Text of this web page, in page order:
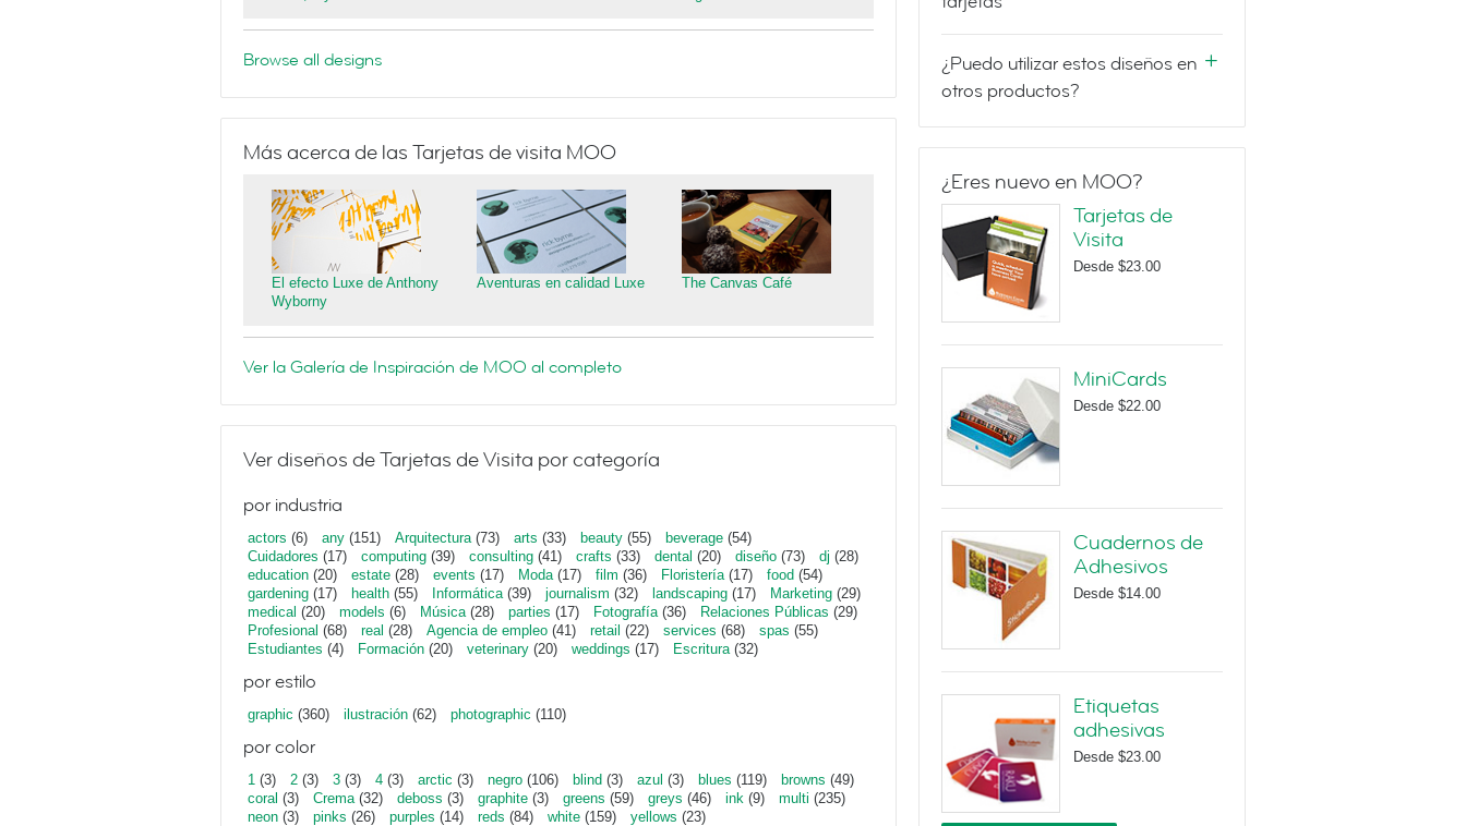
Browse all designs
Más acerca de las Tarjetas de visita MOO
El efecto Luxe de Anthony
Wyborny
Aventuras en calidad Luxe The Canvas Café
Ver la Galería de Inspiración de MOO al completo
Ver diseños de Tarjetas de Visita por categoría
por industria
actors (6) any (151) Arquitectura(73) arts (33) beauty (55) beverage (54)
Cuidadores (17) computing (39) consulting (41) crafts (33) dental (20) diseño (73) dj (28)
education (20) estate (28) events (17) Moda(17) film (36) Floristería(17) food (54)
gardening (17) health (55) Informática(39) journalism (32) landscaping (17) Marketing (29)
medical (20) models (6) Música(28) parties (17) Fotografía(36) Relaciones Públicas (29)
Profesional (68) real (28) Agencia de empleo (41) retail (22) services (68) spas (55)
Estudiantes (4) Formación (20) veterinary (20) weddings (17) Escritura(32)
por estilo
graphic (360) ilustración (62) photographic (110)
por color
1 (3) 2 (3) 3 (3) 4 (3) arctic (3) negro (106) blind (3) azul (3) blues (119) browns (49)
coral (3) Crema(32) deboss (3) graphite (3) greens (59) greys (46) ink (9) multi (235)
neon (3) pinks (26) purples (14) reds (84) white (159) yellows (23)
¿Puedo utilizar estos diseños en
otros productos?
¿Eres nuevo en MOO?
Tarjetas de
Visita
Desde $23.00
MiniCards
Desde $22.00
Cuadernos de
Adhesivos
Desde $14.00
Etiquetas
adhesivas
Desde $23.00